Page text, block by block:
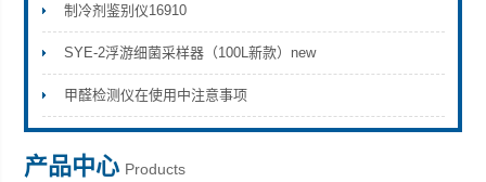
制冷剂鉴别仪16910
SYE-2浮游细菌采样器（100L新款）new
甲醛检测仪在使用中注意事项
产品中心 Products